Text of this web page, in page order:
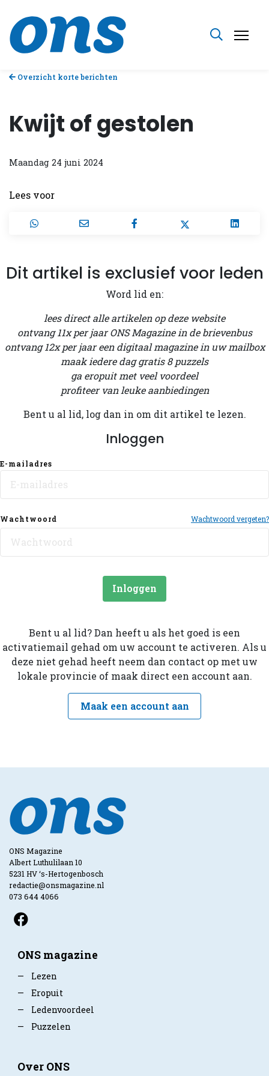
Overzicht korte berichten
Kwijt of gestolen
Maandag 24 juni 2024
Lees voor
Dit artikel is exclusief voor leden
Word lid en:
lees direct alle artikelen op deze website
ontvang 11x per jaar ONS Magazine in de brievenbus
ontvang 12x per jaar een digitaal magazine in uw mailbox
maak iedere dag gratis 8 puzzels
ga eropuit met veel voordeel
profiteer van leuke aanbiedingen
Bent u al lid, log dan in om dit artikel te lezen.
Inloggen
E-mailadres
Wachtwoord Wachtwoord vergeten?
Inloggen
Bent u al lid? Dan heeft u als het goed is een
activatiemail gehad om uw account te activeren. Als u
deze niet gehad heeft neem dan contact op met uw
lokale provincie of maak direct een account aan.
Maak een account aan
ONS Magazine
Albert Luthulilaan 10
5231 HV ‘s-Hertogenbosch
redactie@onsmagazine.nl
073 644 4066
ONS magazine
—
Lezen
—
Eropuit
—
Ledenvoordeel
—
Puzzelen
Over ONS